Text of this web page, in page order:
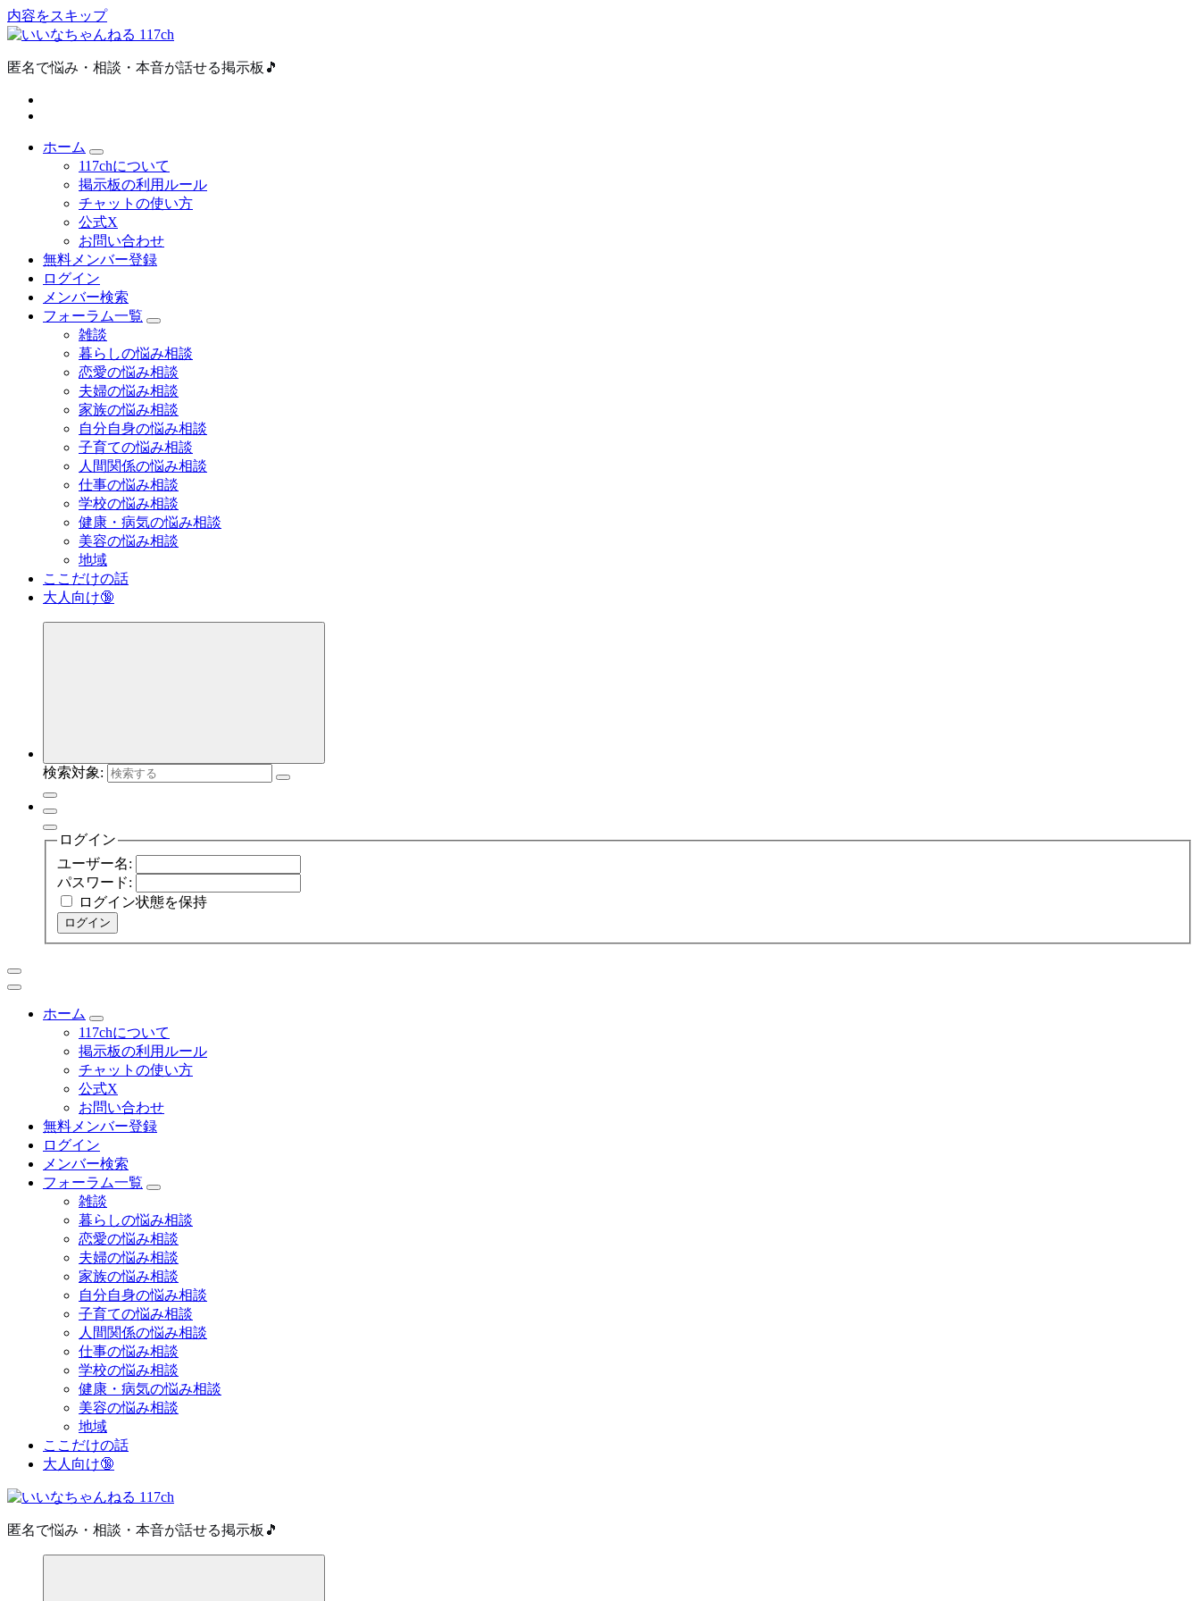
内容をスキップ
匿名で悩み・相談・本音が話せる掲示板🎵
ホーム
117chについて
掲示板の利用ルール
チャットの使い方
公式X
お問い合わせ
無料メンバー登録
ログイン
メンバー検索
フォーラム一覧
雑談
暮らしの悩み相談
恋愛の悩み相談
夫婦の悩み相談
家族の悩み相談
自分自身の悩み相談
子育ての悩み相談
人間関係の悩み相談
仕事の悩み相談
学校の悩み相談
健康・病気の悩み相談
美容の悩み相談
地域
ここだけの話
大人向け🔞
検索対象:
ログイン
ユーザー名:
パスワード:
ログイン状態を保持
ログイン
ホーム
117chについて
掲示板の利用ルール
チャットの使い方
公式X
お問い合わせ
無料メンバー登録
ログイン
メンバー検索
フォーラム一覧
雑談
暮らしの悩み相談
恋愛の悩み相談
夫婦の悩み相談
家族の悩み相談
自分自身の悩み相談
子育ての悩み相談
人間関係の悩み相談
仕事の悩み相談
学校の悩み相談
健康・病気の悩み相談
美容の悩み相談
地域
ここだけの話
大人向け🔞
匿名で悩み・相談・本音が話せる掲示板🎵